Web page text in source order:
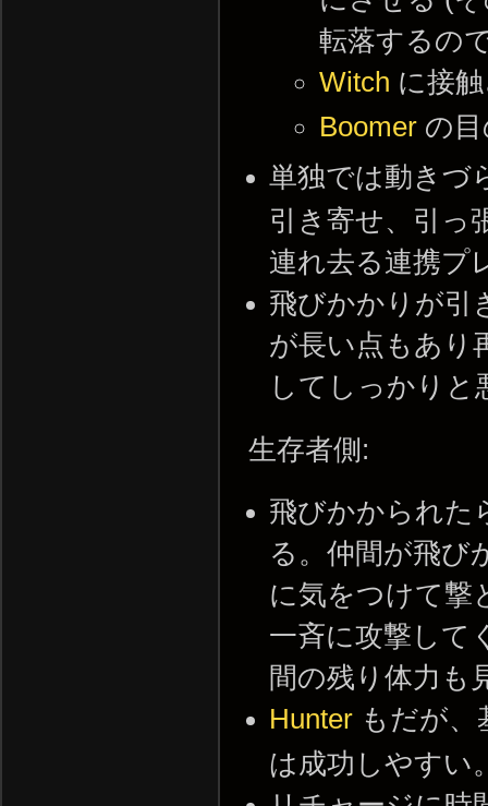
転落するの
Witch に接
Boomer の
単独では動きづ
引き寄せ、引っ
連れ去る連携プ
飛びかかりが引
が長い点もあり
してしっかりと
生存者側:
飛びかかられた
る。仲間が飛び
に気をつけて撃
一斉に攻撃して
間の残り体力も
Hunter もだが
は成功しやすい